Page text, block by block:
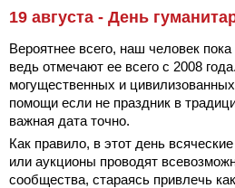
19 августа - День
Вероятнее всего, наш человек
ведь отмечают ее всего с 2008
могущественных и
помощи если не праздник в
важная дата точно.
Как правило, в этот день
или аукционы проводят
сообщества, стараясь привлечь